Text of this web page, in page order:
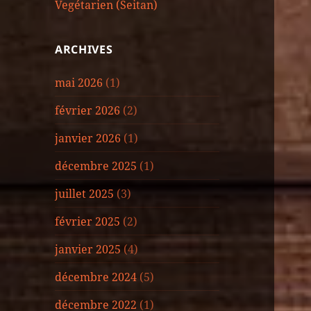
Vegétarien (Seitan)
ARCHIVES
mai 2026 (1)
février 2026 (2)
janvier 2026 (1)
décembre 2025 (1)
juillet 2025 (3)
février 2025 (2)
janvier 2025 (4)
décembre 2024 (5)
décembre 2022 (1)